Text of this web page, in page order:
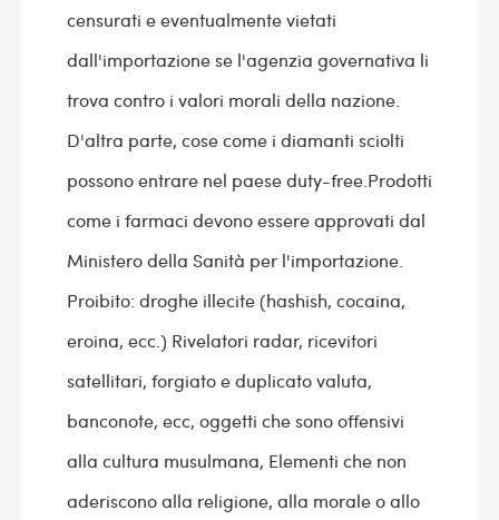
censurati e eventualmente vietati
dall'importazione se l'agenzia governativa li
trova contro i valori morali della nazione.
D'altra parte, cose come i diamanti sciolti
possono entrare nel paese duty-free.Prodotti
come i farmaci devono essere approvati dal
Ministero della Sanità per l'importazione.
Proibito: droghe illecite (hashish, cocaina,
eroina, ecc.) Rivelatori radar, ricevitori
satellitari, forgiato e duplicato valuta,
banconote, ecc, oggetti che sono offensivi
alla cultura musulmana, Elementi che non
aderiscono alla religione, alla morale o allo